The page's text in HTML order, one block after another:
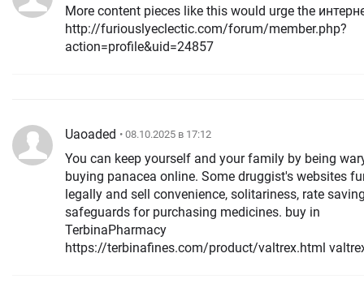
More content pieces like this would urge the
http://furiouslyeclectic.com/forum/member.php?
action=profile&uid=24857
Uaoaded • 08.10.2025 в 17:12
You can keep yourself and your family by being
buying panacea online. Some druggist's websites
legally and sell convenience, solitariness, rate
safeguards for purchasing medicines. buy in
TerbinaPharmacy
https://terbinafines.com/product/valtrex.html